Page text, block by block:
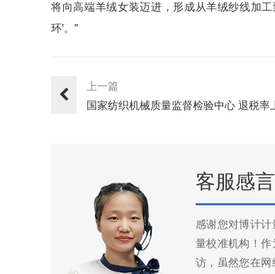
将向高端羊绒女装迈进，形成从羊绒纱线加
环’。”
上一篇
国家纺织机械质量监督检验中心 退税率
客服感言
感谢您对博计
量校准机构！
访，虽然您在